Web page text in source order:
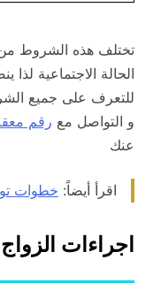
تختلف هذه الشروط
الحالة الاجتماعية
للتعرف على جميع
و التواصل مع رقم
عنك
اقرأ أيضاً: خطوات
اجراءات